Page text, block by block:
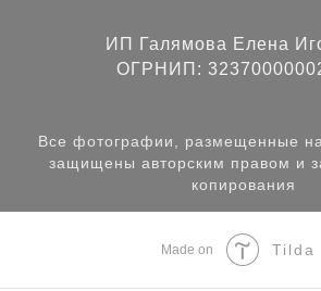
ИП Галямова Елена
ОГРНИП:
Все фотографии, размещенные
защищены авторским правом и
копирования
Made on Tilda